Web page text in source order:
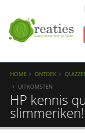
HOME ONTDEK
UITKOMSTEN
HP kennis